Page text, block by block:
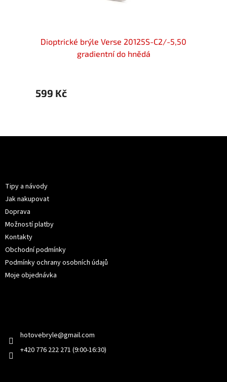
Dioptrické brýle Verse 20125S-C2/-5,50
gradientní do hnědá
599 Kč
Tipy a návody
Jak nakupovat
Doprava
Možností platby
Kontakty
Obchodní podmínky
Podmínky ochrany osobních údajů
Moje objednávka
hotovebryle@gmail.com
+420 776 222 271 (9:00-16:30)